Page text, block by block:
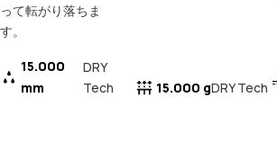
って転がり落ちま
す。
15.000
mm
DRY
Tech
15.000 gDRY Tech